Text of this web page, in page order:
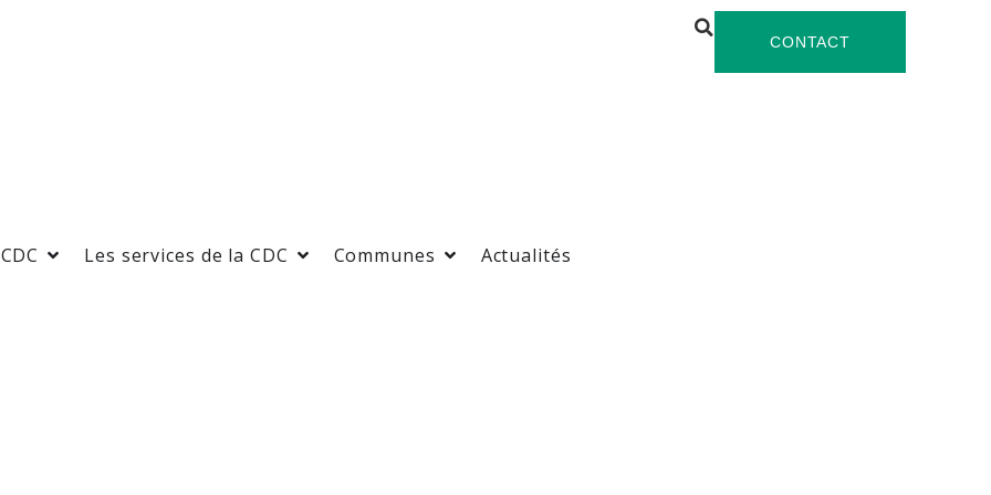
Les services de la CDC Communes Actualités
CONTACT